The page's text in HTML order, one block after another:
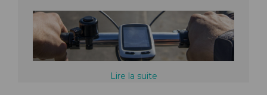
Lire la suite